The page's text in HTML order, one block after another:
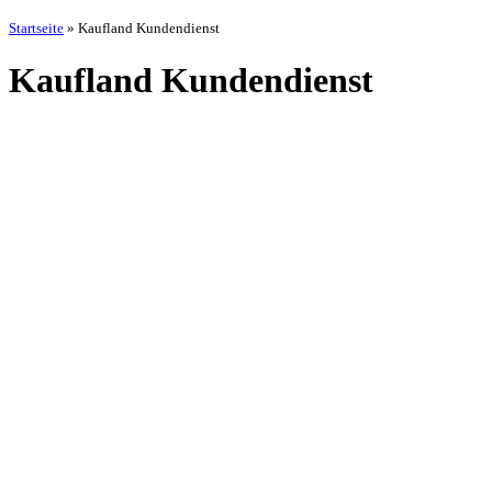
Startseite » Kaufland Kundendienst
Kaufland Kundendienst